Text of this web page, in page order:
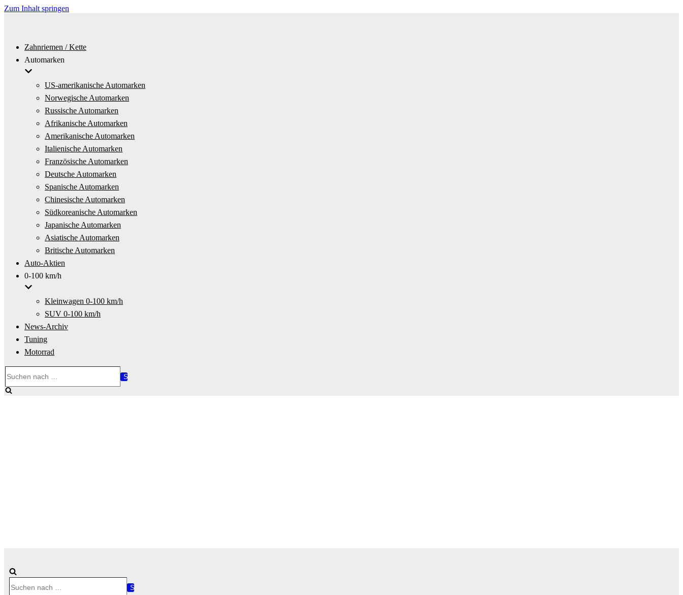
Zum Inhalt springen
Zahnriemen / Kette
Automarken
US-amerikanische Automarken
Norwegische Automarken
Russische Automarken
Afrikanische Automarken
Amerikanische Automarken
Italienische Automarken
Französische Automarken
Deutsche Automarken
Spanische Automarken
Chinesische Automarken
Südkoreanische Automarken
Japanische Automarken
Asiatische Automarken
Britische Automarken
Auto-Aktien
0-100 km/h
Kleinwagen 0-100 km/h
SUV 0-100 km/h
News-Archiv
Tuning
Motorrad
nach …
nach …